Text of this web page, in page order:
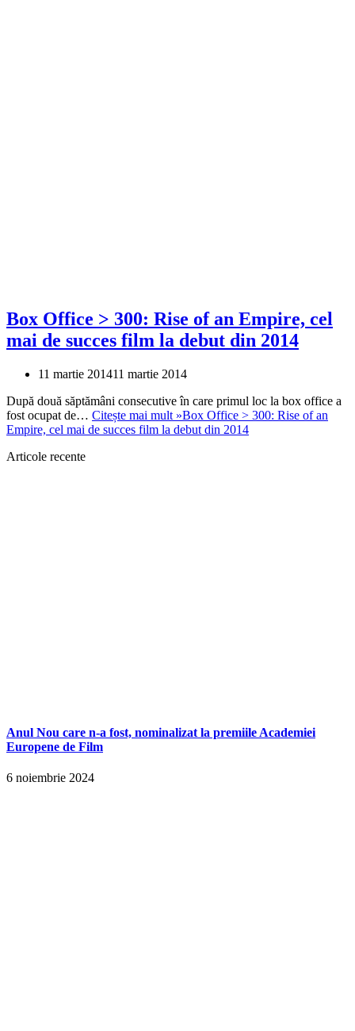
Box Office > 300: Rise of an Empire, cel
mai de succes film la debut din 2014
11 martie 201411 martie 2014
După două săptămâni consecutive în care primul loc la box office a
fost ocupat de… Citește mai mult »Box Office > 300: Rise of an
Empire, cel mai de succes film la debut din 2014
Articole recente
Anul Nou care n-a fost, nominalizat la premiile Academiei
Europene de Film
6 noiembrie 2024